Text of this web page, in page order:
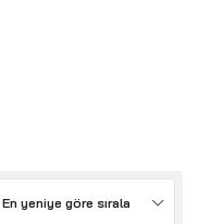
En yeniye göre sırala